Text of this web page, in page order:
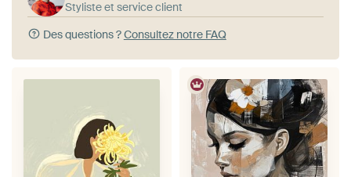
Styliste et service client
Des questions ?Consultez notre FAQ